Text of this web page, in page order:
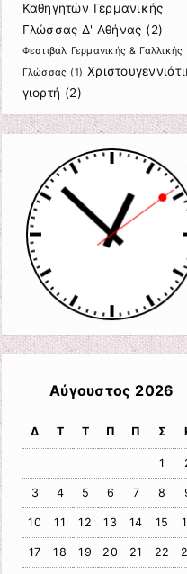
Καθηγητών Γερμανικής
Γλώσσας Δ' Αθήνας (2)
Φεστιβάλ Γερμανικής & Γαλλικής
Γλώσσας (1)
γιορτή (2)
Αύγουστος 2026
Δ Τ Τ Π Π Σ
1
3 4 5 6 7 8
10 11 12 13 14 15
17 18 19 20 21 22